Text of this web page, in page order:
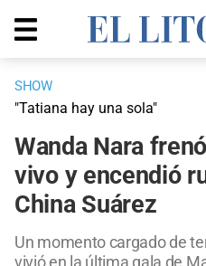
SHOW
"Tatiana hay una sola"
Wanda Nara
vivo y encendió
China Suárez
Un momento cargado de
vivió en la última gala de